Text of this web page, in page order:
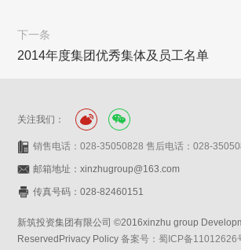
下一条
2014年度集团优秀集体及员工名单
关注我们：
销售电话：028-35050828 售后电话：028-
邮箱地址：xinzhugroup@163.com
传真号码：028-82460151
新筑投资集团有限公司 ©2016xinzhu group
ReservedPrivacy Policy备案号：蜀ICP备11012626